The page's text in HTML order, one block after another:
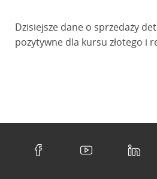
Dzisiejsze dane o sprzedaży
pozytywne dla kursu złotego i